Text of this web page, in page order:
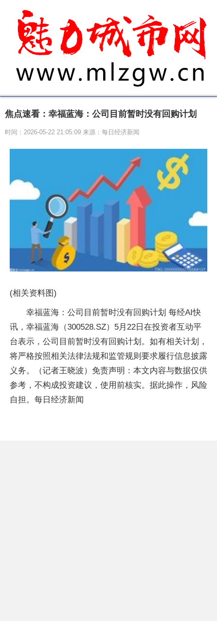
焦点速看：幸福蓝海：公司目前暂时没有回购计划
时间：2026-05-22 21:05:09 来源：每日经济新闻
(相关资料图)
幸福蓝海：公司目前暂时没有回购计划 每经AI快
讯，幸福蓝海（300528.SZ）5月22日在投资者互动平
台表示，公司目前暂时没有回购计划。如有相关计划，
将严格按照相关法律法规和监管规则要求履行信息披露
义务。（记者王晓波）免责声明：本文内容与数据仅供
参考，不构成投资建议，使用前核实。据此操作，风险
自担。每日经济新闻